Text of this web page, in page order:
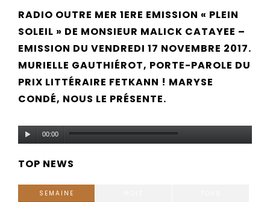
RADIO OUTRE MER 1ERE EMISSION « PLEIN
SOLEIL » DE MONSIEUR MALICK CATAYEE –
EMISSION DU VENDREDI 17 NOVEMBRE 2017.
MURIELLE GAUTHIÉROT, PORTE-PAROLE DU
PRIX LITTÉRAIRE FETKANN ! MARYSE
CONDÉ, NOUS LE PRÉSENTE.
Lecteur00:00
TOP NEWS
SEMAINE